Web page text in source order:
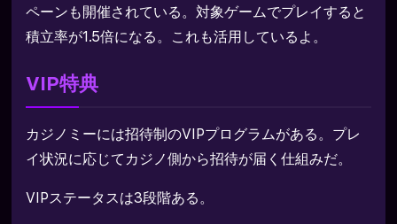
ペーンも開催されている。対象ゲームでプレイすると
積立率が1.5倍になる。これも活用しているよ。
VIP特典
カジノミーには招待制のVIPプログラムがある。プレ
イ状況に応じてカジノ側から招待が届く仕組みだ。
VIPステータスは3段階ある。